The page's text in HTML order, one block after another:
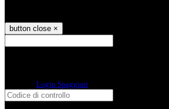
button close ×
Login Spaggiari